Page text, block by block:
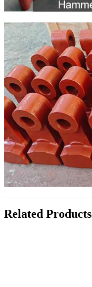
Related Products